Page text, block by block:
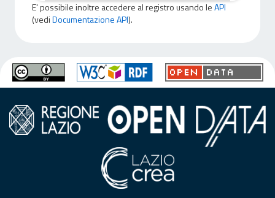
E' possibile inoltre accedere al registro usando leAPI
(vediDocumentazione API).